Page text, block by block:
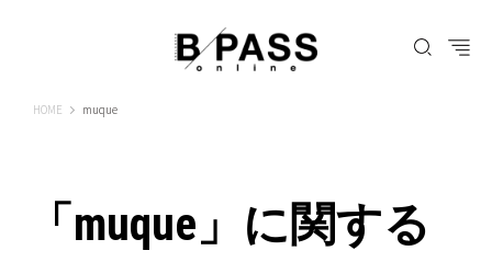
HOME B-PASS ONLINE
muque
「muque」に関する